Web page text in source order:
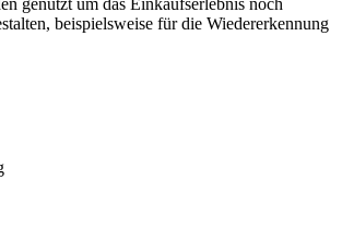
genutzt um das Einkaufserlebnis noch
beispielsweise für die Wiedererkennung